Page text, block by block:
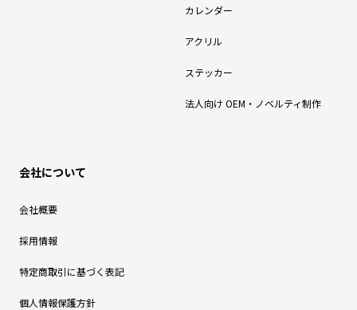
カレンダー
アクリル
ステッカー
法人向け OEM・ノベルティ制作
会社について
会社概要
採用情報
特定商取引に基づく表記
個人情報保護方針